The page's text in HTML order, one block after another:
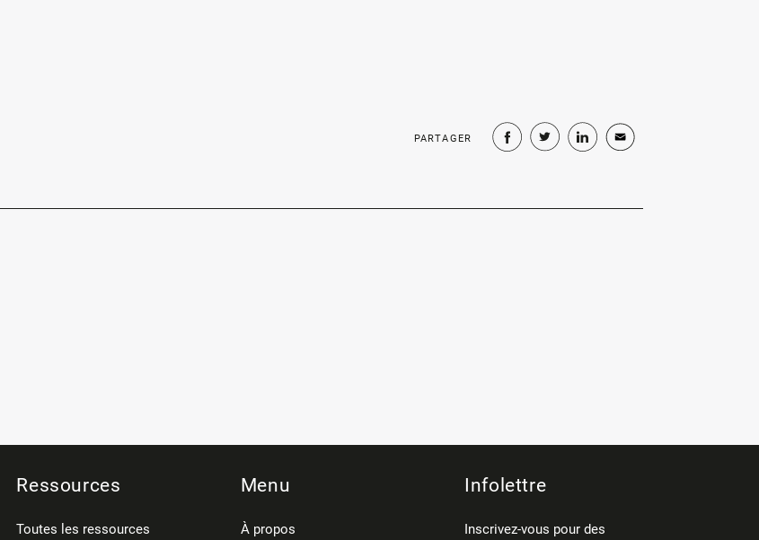
PARTAGER
Ressources
Toutes les ressources
Menu
À propos
Infolettre
Inscrivez-vous pour des